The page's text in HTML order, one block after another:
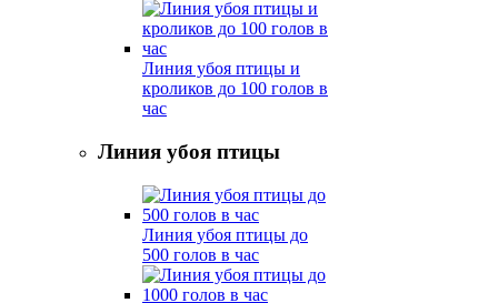
Линия убоя птицы и
кроликов до 100 голов в
час
Линия убоя птицы
Линия убоя птицы до
500 голов в час